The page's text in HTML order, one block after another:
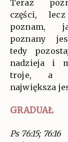
Teraz
części,
poznam,
poznany
tedy
nadzieja i
troje, a
największa
GRADUAŁ
Ps 76:15; 76:16